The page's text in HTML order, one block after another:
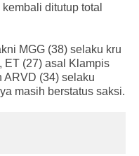
ditutup total
MGG (38) selaku kru
ET (27) asal Klampis
ARVD (34) selaku
masih berstatus saksi.